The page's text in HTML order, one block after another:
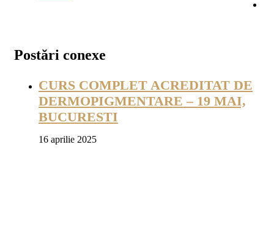
Postări conexe
CURS COMPLET ACREDITAT DE
DERMOPIGMENTARE – 19 MAI,
BUCURESTI
16 aprilie 2025